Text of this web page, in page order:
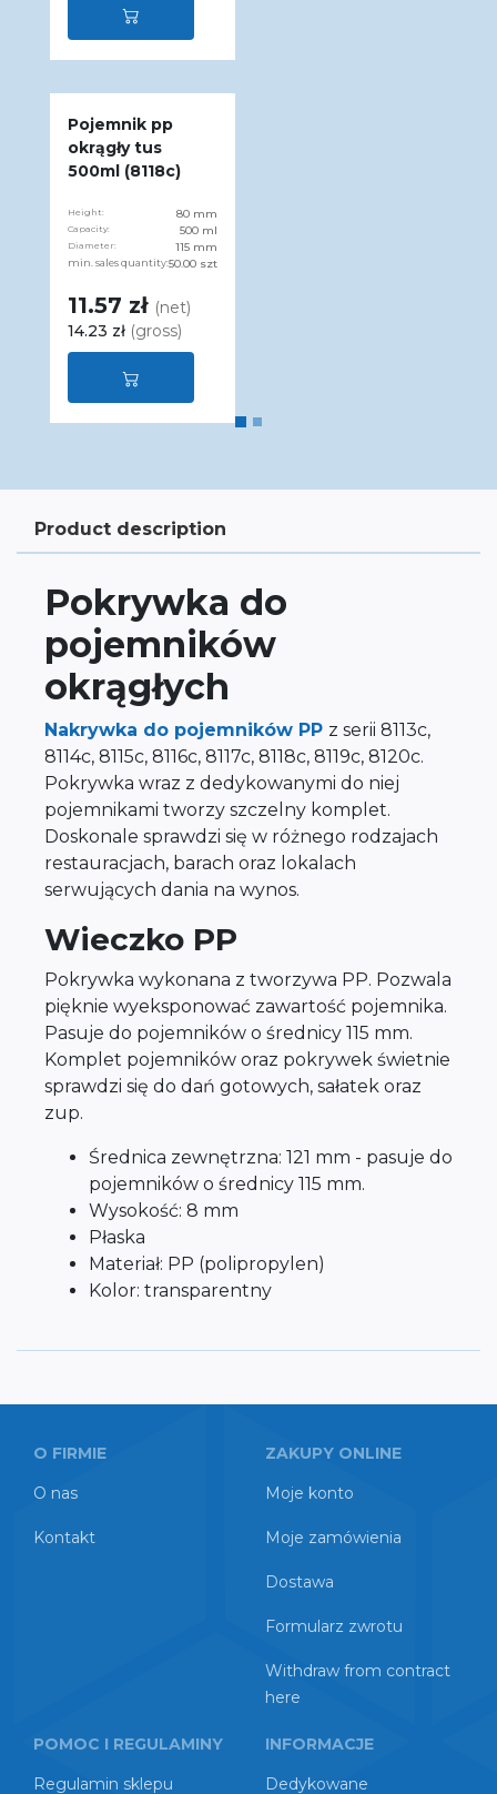
Pojemnik pp
okrągły tus
500ml (8118c)
Height: 80 mm
Capacity: 500 ml
Diameter: 115 mm
min. sales quantity:50.00 szt
11.57 zł (net)
14.23 zł (gross)
Product description
Pokrywka do
pojemników
okrągłych
Nakrywka do pojemników PP z serii 8113c,
8114c, 8115c, 8116c, 8117c, 8118c, 8119c, 8120c.
Pokrywka wraz z dedykowanymi do niej
pojemnikami tworzy szczelny komplet.
Doskonale sprawdzi się w różnego rodzajach
restauracjach, barach oraz lokalach
serwujących dania na wynos.
Wieczko PP
Pokrywka wykonana z tworzywa PP. Pozwala
pięknie wyeksponować zawartość pojemnika.
Pasuje do pojemników o średnicy 115 mm.
Komplet pojemników oraz pokrywek świetnie
sprawdzi się do dań gotowych, sałatek oraz
zup.
Średnica zewnętrzna: 121 mm - pasuje do
pojemników o średnicy 115 mm.
Wysokość: 8 mm
Płaska
Materiał: PP (polipropylen)
Kolor: transparentny
O FIRMIE
O nas
Kontakt
ZAKUPY ONLINE
Moje konto
Moje zamówienia
Dostawa
Formularz zwrotu
Withdraw from contract
here
POMOC I REGULAMINY
Regulamin sklepu
INFORMACJE
Dedykowane